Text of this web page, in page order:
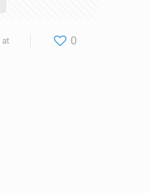
0
at